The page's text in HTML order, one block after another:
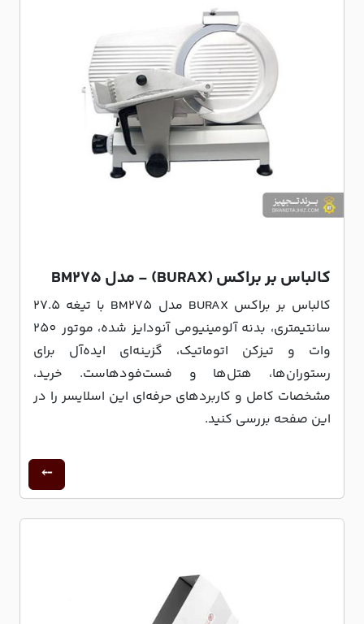
کالباس بر براکس (BURAX) - مدل BM275
کالباس بر براکس BURAX مدل BM275 با تیغه 27.5
سانتیمتری، بدنه آلومینیومی آنودایز شده، موتور 250
وات و تیزکن اتوماتیک، گزینه‌ای ایده‌آل برای
رستوران‌ها، هتل‌ها و فست‌فودهاست. خرید،
مشخصات کامل و کاربردهای حرفه‌ای این اسلایسر را در
این صفحه بررسی کنید.